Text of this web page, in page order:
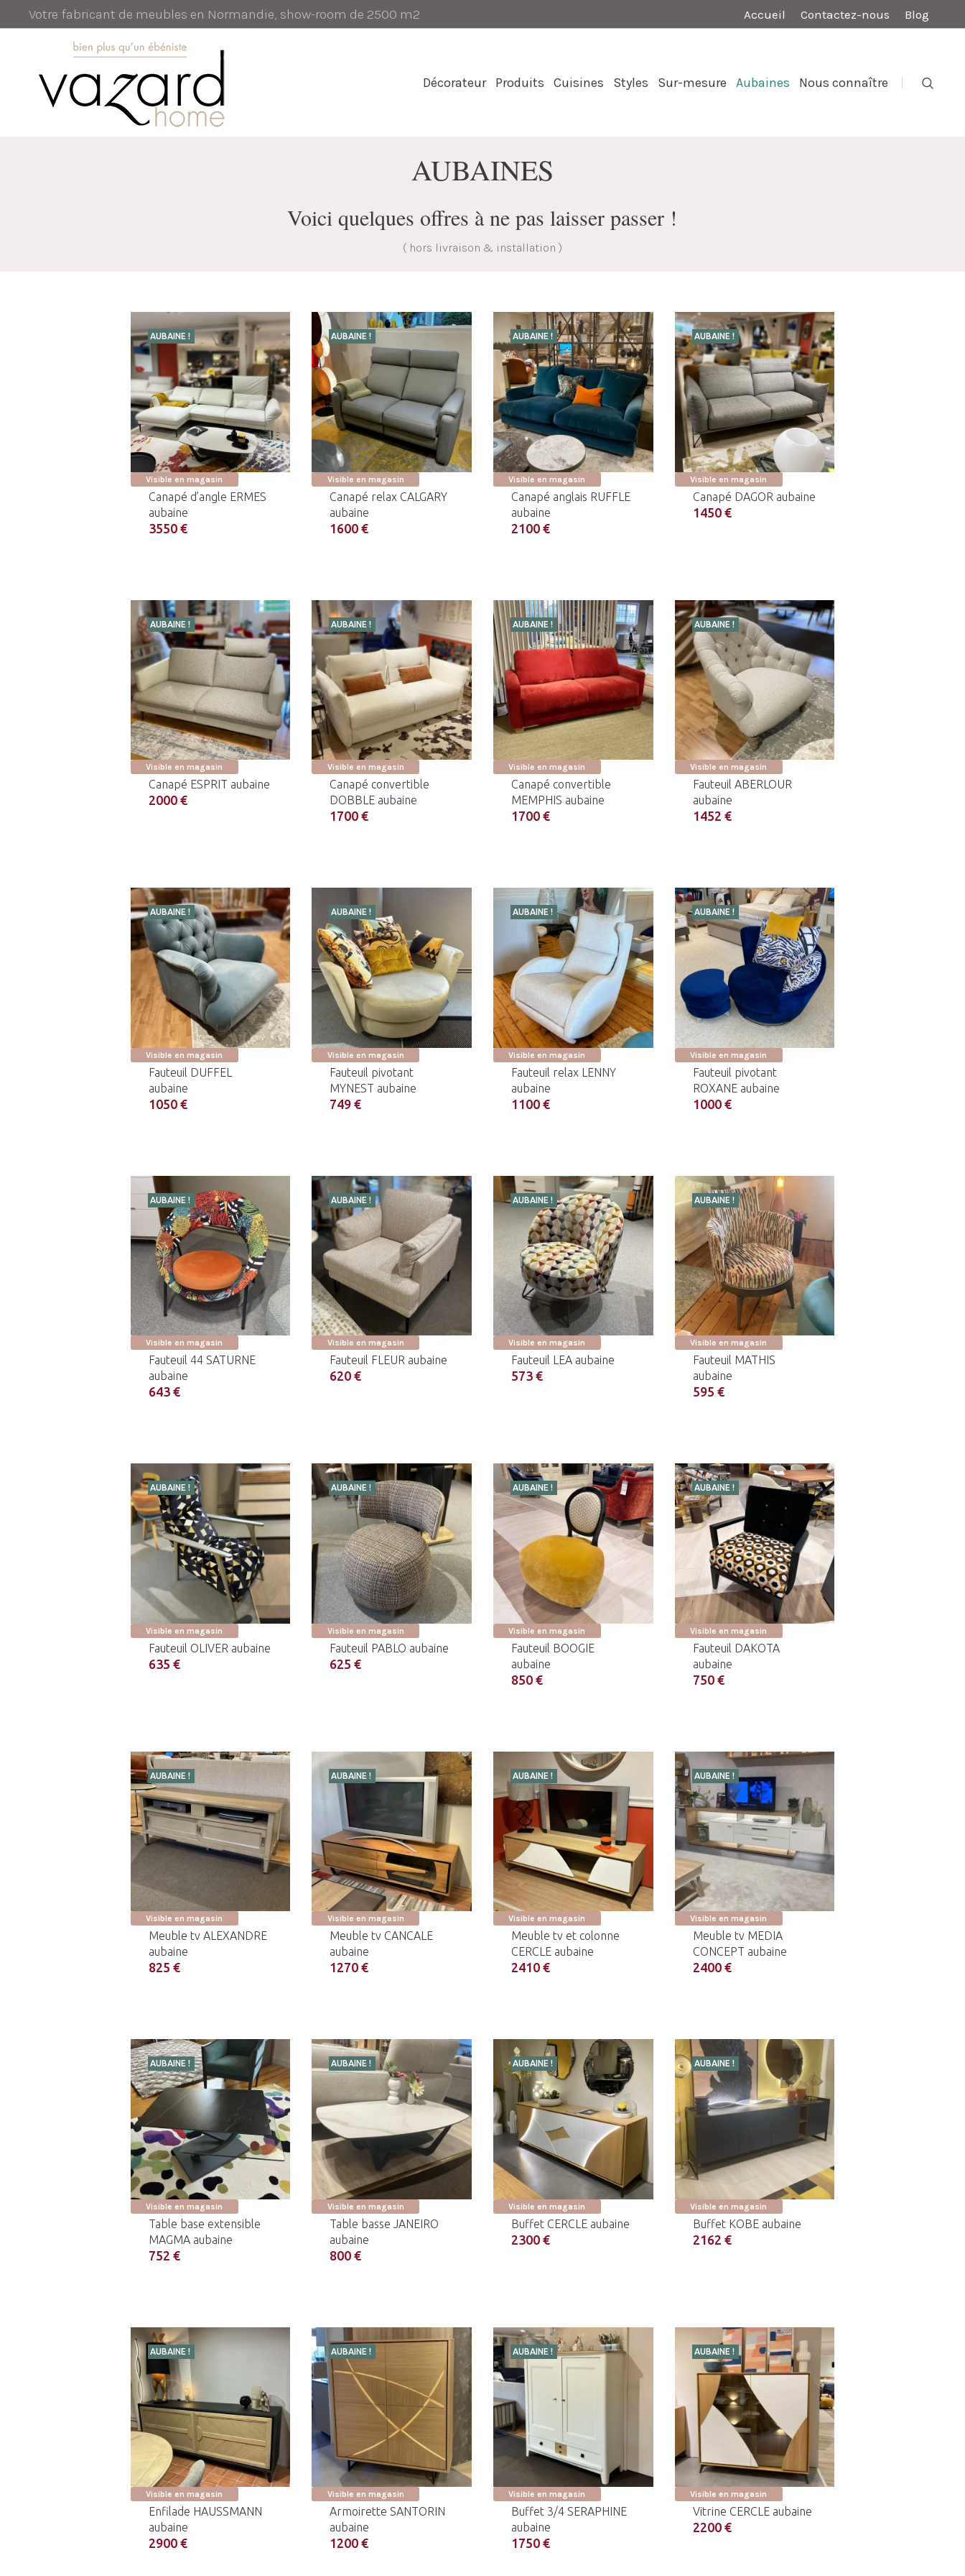
Accueil Contactez-nous Blog
Votre fabricant de meubles en Normandie, show-room de 2500 m2
Décorateur Produits Cuisines Styles Sur-mesure Aubaines Nous connaître
AUBAINES
Voici quelques offres à ne pas laisser passer !
( hors livraison & installation )
AUBAINE !
Visible en magasin
Canapé d’angle ERMES
aubaine
3550 €
AUBAINE !
Visible en magasin
Canapé relax CALGARY
aubaine
1600 €
AUBAINE !
Visible en magasin
Canapé anglais RUFFLE
aubaine
2100 €
AUBAINE !
Visible en magasin
Canapé DAGOR aubaine
1450 €
AUBAINE !
Visible en magasin
Canapé ESPRIT aubaine
2000 €
AUBAINE !
Visible en magasin
Canapé convertible
DOBBLE aubaine
1700 €
AUBAINE !
Visible en magasin
Canapé convertible
MEMPHIS aubaine
1700 €
AUBAINE !
Visible en magasin
Fauteuil ABERLOUR
aubaine
1452 €
AUBAINE !
Visible en magasin
Fauteuil DUFFEL
aubaine
1050 €
AUBAINE !
Visible en magasin
Fauteuil pivotant
MYNEST aubaine
749 €
AUBAINE !
Visible en magasin
Fauteuil relax LENNY
aubaine
1100 €
AUBAINE !
Visible en magasin
Fauteuil pivotant
ROXANE aubaine
1000 €
AUBAINE !
Visible en magasin
Fauteuil 44 SATURNE
aubaine
643 €
AUBAINE !
Visible en magasin
Fauteuil FLEUR aubaine
620 €
AUBAINE !
Visible en magasin
Fauteuil LEA aubaine
573 €
AUBAINE !
Visible en magasin
Fauteuil MATHIS
aubaine
595 €
AUBAINE !
Visible en magasin
Fauteuil OLIVER aubaine
635 €
AUBAINE !
Visible en magasin
Fauteuil PABLO aubaine
625 €
AUBAINE !
Visible en magasin
Fauteuil BOOGIE
aubaine
850 €
AUBAINE !
Visible en magasin
Fauteuil DAKOTA
aubaine
750 €
AUBAINE !
Visible en magasin
Meuble tv ALEXANDRE
aubaine
825 €
AUBAINE !
Visible en magasin
Meuble tv CANCALE
aubaine
1270 €
AUBAINE !
Visible en magasin
Meuble tv et colonne
CERCLE aubaine
2410 €
AUBAINE !
Visible en magasin
Meuble tv MEDIA
CONCEPT aubaine
2400 €
AUBAINE !
Visible en magasin
Table base extensible
MAGMA aubaine
752 €
AUBAINE !
Visible en magasin
Table basse JANEIRO
aubaine
800 €
AUBAINE !
Visible en magasin
Buffet CERCLE aubaine
2300 €
AUBAINE !
Visible en magasin
Buffet KOBE aubaine
2162 €
AUBAINE !
Visible en magasin
Enfilade HAUSSMANN
aubaine
2900 €
AUBAINE !
Visible en magasin
Armoirette SANTORIN
aubaine
1200 €
AUBAINE !
Visible en magasin
Buffet 3/4 SERAPHINE
aubaine
1750 €
AUBAINE !
Visible en magasin
Vitrine CERCLE aubaine
2200 €